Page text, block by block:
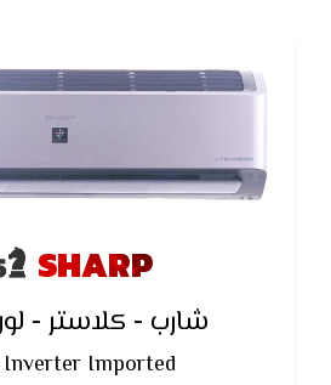
SHARP
شارب - كلاستر -
Inverter Imported